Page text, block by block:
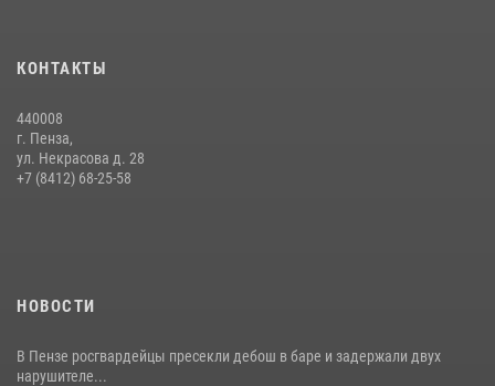
сборов «Гвардеец» с вооружением и техникой Росгвардии
Начальник Управления Росгвардии по Пензенской области Павел
Пучков посетил 55-й Всероссийский Лермонтовский праздник
КОНТАКТЫ
440008
г. Пенза,
ул. Некрасова д. 28
+7 (8412) 68-25-58
НОВОСТИ
В Пензе росгвардейцы пресекли дебош в баре и задержали двух
нарушителе...